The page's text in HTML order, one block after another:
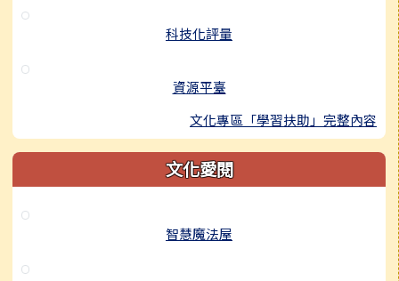
科技化評量
資源平臺
文化專區「學習扶助」完整內容
文化愛閱
智慧魔法屋